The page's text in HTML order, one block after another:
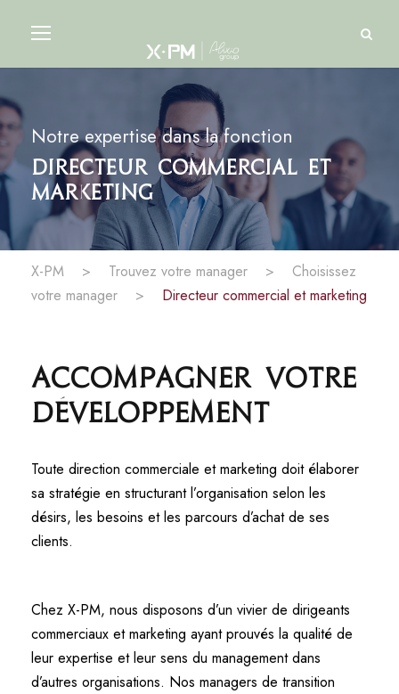
Notre expertise dans la fonction
Directeur commercial et
marketing
X-PM > Trouvez votre manager >
Choisissez
votre manager
> Directeur commercial et marketing
Accompagner votre
développement
Toute direction commerciale et marketing doit élaborer
sa stratégie en structurant l’organisation selon les
désirs, les besoins et les parcours d’achat de ses
clients.
Chez X-PM, nous disposons d’un vivier de dirigeants
commerciaux et marketing ayant prouvés la qualité de
leur expertise et leur sens du management dans
d’autres organisations. Nos managers de transition